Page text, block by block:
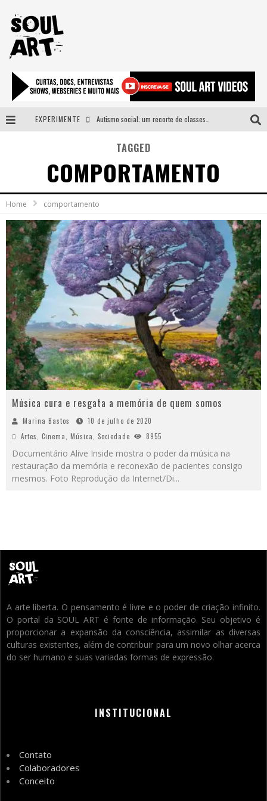
EXPERIMENTE
A subida da rampa é diferente!
Faça o bem! Mas, sem olhar a quem!?
Novo single de Arnaldo Tifu, “De Testa” explora brasilidade em sons, cores e símbolos
TAGGED
COMPORTAMENTO
Home comportamento
Música cura e resgata a memória de quem somos
Marina Bastos
10 de julho de 2020
Artes, Cinema, Música, Sociedade 8955
Documentário Alive Inside mostra o poder da música na
restauração da memória e reconexão de pacientes consigo
mesmos. Foto Reprodução da Internet/Di...
A arte liberta. O pensamento é livre e o poder de criação infinito.
O portal da SOUL ART é fonte de informação. Seu objetivo é
proporcionar a expansão da consciência, assimilar as diversas
culturas existentes, além de contribuir para um novo olhar acerca
do ser humano e suas variadas formas de expressão.
INSTITUCIONAL
Contato
Colaboradores
Conceito